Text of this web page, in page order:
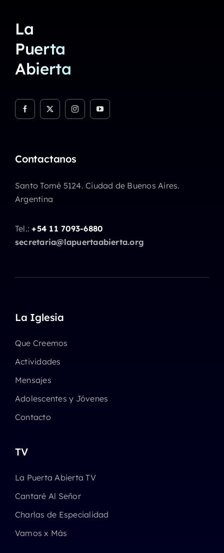
La
Puerta
Abierta
Contactanos
Santo Tomé 5124. Ciudad de Buenos Aires.
Argentina
Tel.:+54 11 7093-6880
secretaria@lapuertaabierta.org
La Iglesia
Que Creemos
Actividades
Mensajes
Adolescentes y Jóvenes
Contacto
TV
La Puerta Abierta TV
Cantaré Al Señor
Charlas de Especialidad
Vamos x Más